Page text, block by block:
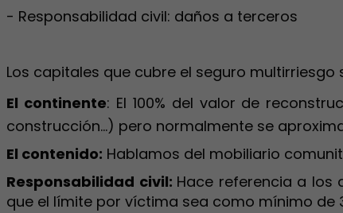
- Responsabilidad civil: daños a terceros
Los capitales que cubre el seguro multirriesgo
El continente: El 100% del valor de
construcción…) pero normalmente se
El contenido: Hablamos del mobiliario
Responsabilidad civil: Hace referencia a los
que el límite por víctima sea como mínimo de